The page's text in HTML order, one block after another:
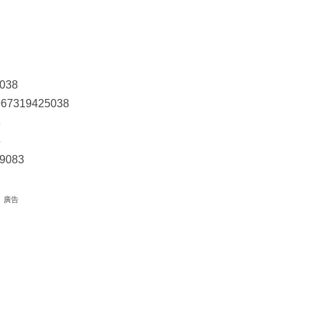
廣告